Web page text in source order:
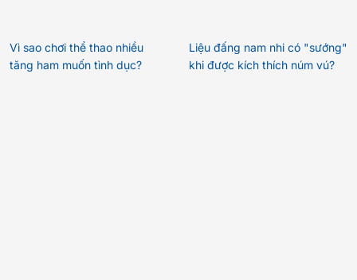
Vì sao chơi thể thao nhiều
tăng ham muốn tình dục?
Liệu đấng nam nhi có "sướng"
khi được kích thích núm vú?